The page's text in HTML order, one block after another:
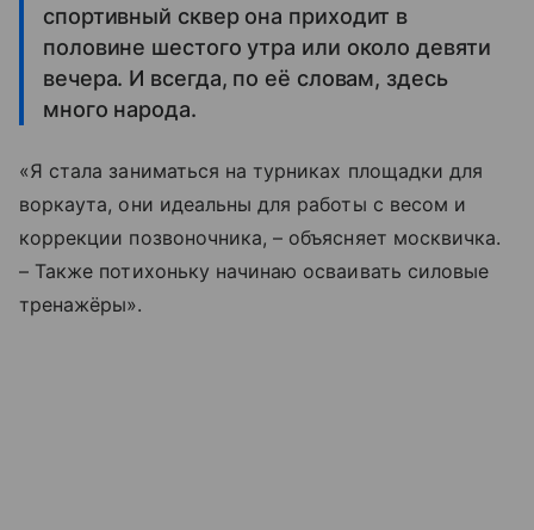
спортивный сквер она приходит в
половине шестого утра или около девяти
вечера. И всегда, по её словам, здесь
много народа.
«Я стала заниматься на турниках площадки для
воркаута, они идеальны для работы с весом и
коррекции позвоночника, – объясняет москвичка.
– Также потихоньку начинаю осваивать силовые
тренажёры».